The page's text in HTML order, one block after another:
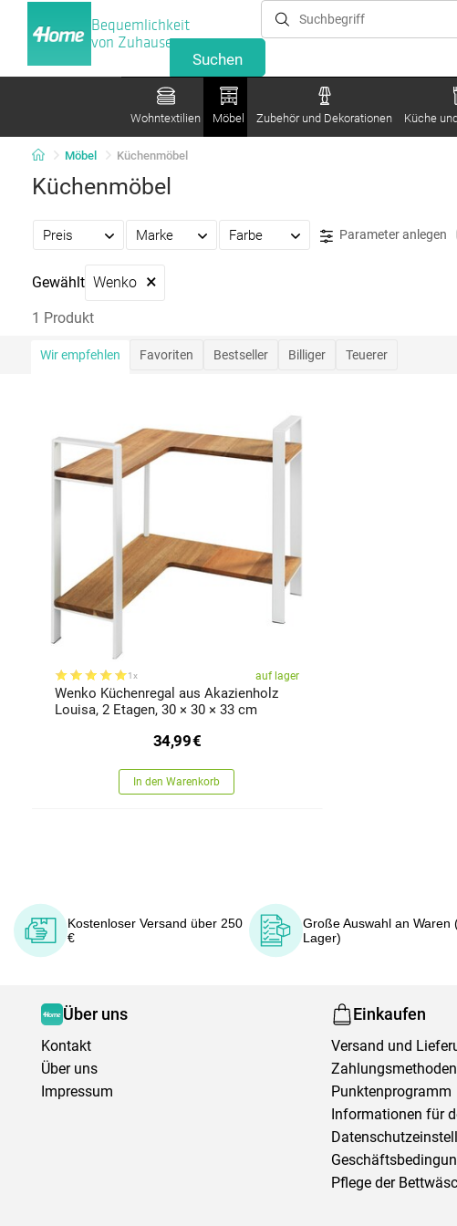
Bequemlichkeit
von Zuhause
Wohntextilien Möbel Zubehör und Dekorationen Küche
Möbel Küchenmöbel
Küchenmöbel
Preis Marke Farbe Parameter anlegen
Gewählt Wenko ×
1 Produkt
Wir empfehlen Favoriten Bestseller Billiger Teuerer
1x auf lager
Wenko Küchenregal aus Akazienholz
Louisa, 2 Etagen, 30 × 30 × 33 cm
34,99€
In den Warenkorb
Kostenloser Versand über 250
€
Große Auswahl an Waren
Lager)
Über uns
Kontakt
Über uns
Impressum
Einkaufen
Versand und
Zahlungsmethoden
Punktenprogramm
Informationen für
Pflege der